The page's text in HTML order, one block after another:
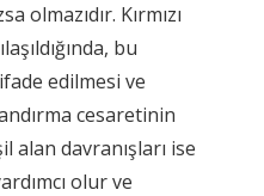
olmazıdır. Kırmızı
bu
edilmesi ve
cesaretinin
alan davranışları ise
olur ve